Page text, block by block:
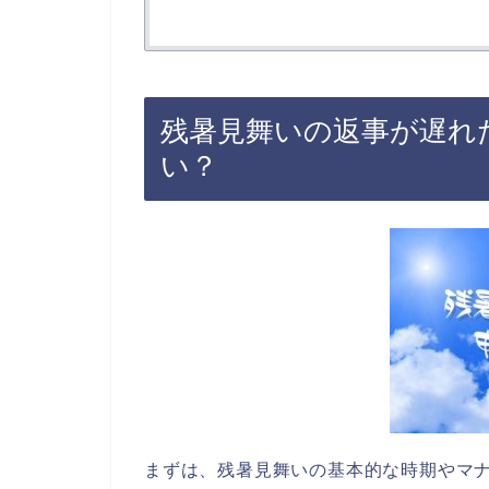
残暑見舞いの返事が遅
い？
まずは、残暑見舞いの基本的な時期やマ